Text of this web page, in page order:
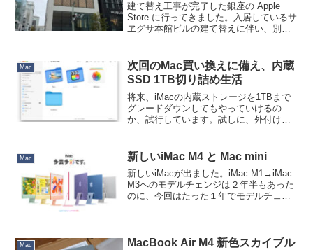
建て替え工事が完了した銀座の Apple
Store に行ってきました。入居しているサ
ヱグサ本館ビルの建て替えに伴い、別の
です。仮店舗のほうは非常にシンプルな
作りで...
Mac
次回のMac買い換えに備え、内蔵
SSD 1TB切り詰め生活
将来、iMacの内蔵ストレージを1TBまで
グレードダウンしてもやっていけるの
か、試行しています。試しに、外付けの
のライブラリ（写真Library）...
Mac 新しいiMac M4 と Mac mini
新しいiMacが出ました。iMac M1→iMac
M3へのモデルチェンジは２年半もあった
のに、今回はたった１年でモデルチェン
Mac
MacBook Air M4 新色スカイブル